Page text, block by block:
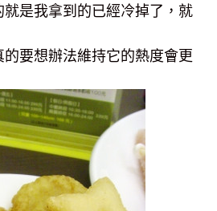
是我拿到的已經冷掉了，就
要想辦法維持它的熱度會更